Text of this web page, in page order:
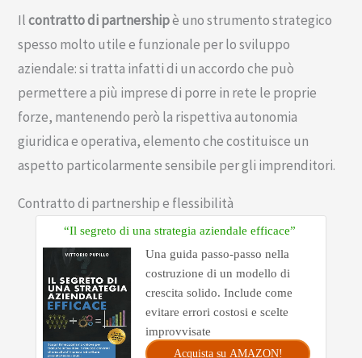
Ilcontratto di partnershipè uno strumento strategico
spesso molto utile e funzionale per lo sviluppo
aziendale: si tratta infatti di un accordo che può
permettere a più imprese di porre in rete le proprie
forze, mantenendo però la rispettiva autonomia
giuridica e operativa, elemento che costituisce un
aspetto particolarmente sensibile per gli imprenditori.
Contratto di partnership e flessibilità
“Il segreto di una strategia aziendale efficace”
Una guida passo-passo nella
costruzione di un modello di
crescita solido. Include come
evitare errori costosi e scelte
improvvisate
Acquista su AMAZON!